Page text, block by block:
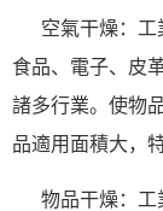
空氣干燥：工
食品、電子、皮
諸多行業。使物
品適用面積大，
物品干燥：工